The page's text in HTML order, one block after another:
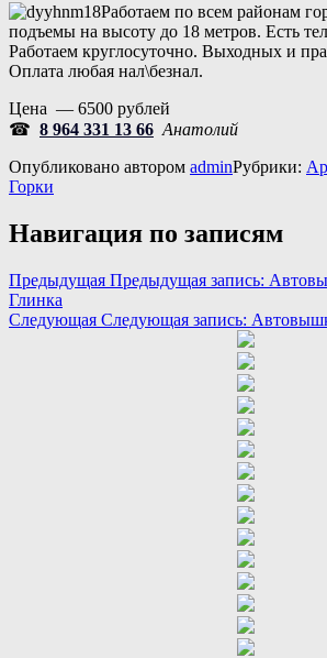
Работаем по всем районам
подъемы на высоту до 18 метров. Есть
Работаем круглосуточно. Выходных и
Оплата любая нал\безнал.
Цена — 6500 рублей
☎ 8 964 331 13 66 Анатолий
Опубликовано автором adminРубрики:
Горки
Навигация по записям
Предыдущая Предыдущая запись:
Глинка
Следующая Следующая запись: